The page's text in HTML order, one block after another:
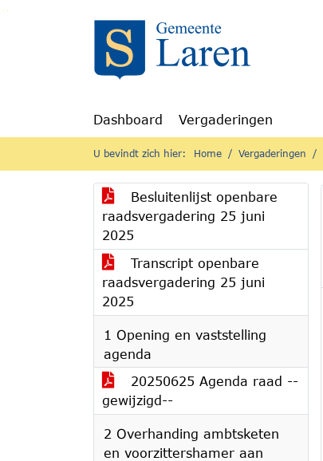
Ga naar de inhoud van deze pagina
Ga naar het zoeken
Ga naar het menu
Dashboard Vergaderingen
U bevindt zich hier: Home Vergaderingen
Besluitenlijst openbare
raadsvergadering 25 juni
2025
Transcript openbare
raadsvergadering 25 juni
2025
1 Opening en vaststelling
agenda
20250625 Agenda raad --
gewijzigd--
2 Overhanding ambtsketen
en voorzittershamer aan